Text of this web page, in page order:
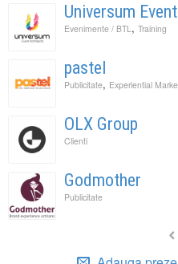
Universum
Evenimente / BTL , Training
pastel
Publicitate, Experiential
OLX Group
Clienti
Godmother
Publicitate